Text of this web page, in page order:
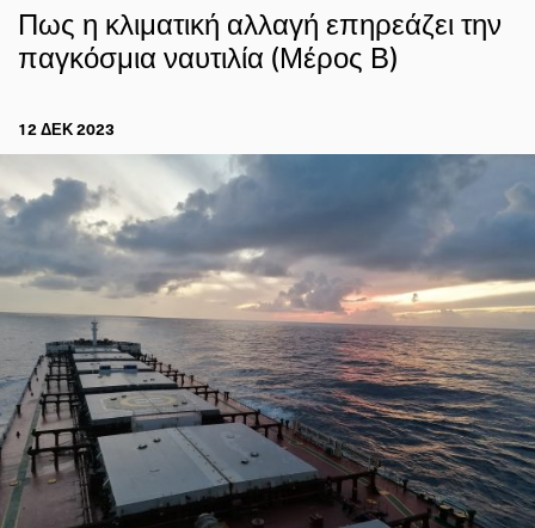
Πως η κλιματική αλλαγή επηρεάζει την
παγκόσμια ναυτιλία (Μέρος Β)
12 ΔΕΚ 2023